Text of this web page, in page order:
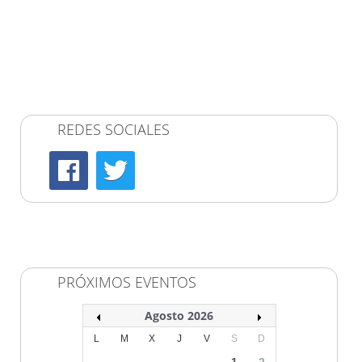
REDES SOCIALES
PRÓXIMOS EVENTOS
Agosto 2026
L M X J V S D